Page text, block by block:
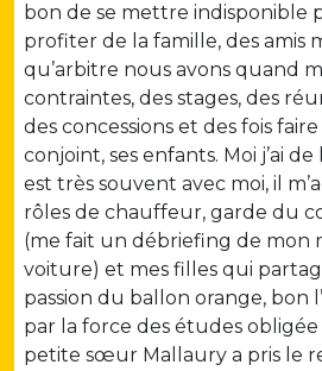
bon de se mettre indisponible
profiter de la famille, des amis
qu’arbitre nous avons quand
contraintes, des stages, des
des concessions et des fois
conjoint, ses enfants. Moi j’ai
est très souvent avec moi, il
rôles de chauffeur, garde du
(me fait un débriefing de mon
voiture) et mes filles qui
passion du ballon orange, bon
par la force des études obligée
petite sœur Mallaury a pris le